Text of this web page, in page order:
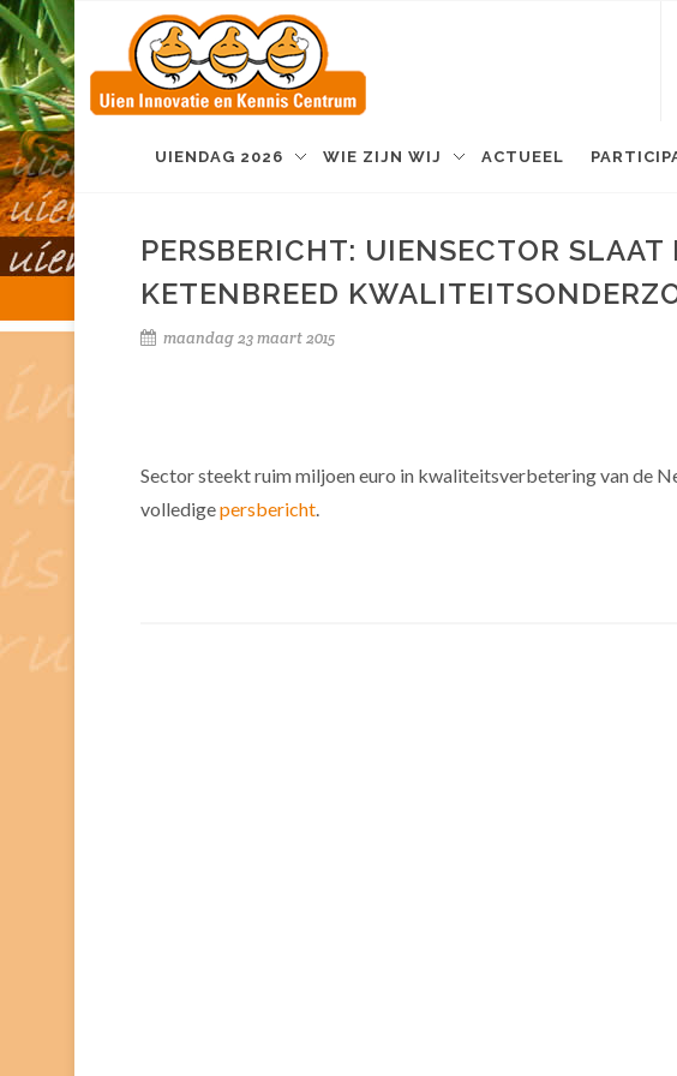
UIENDAG 2026 WIE ZIJN WIJ ACTUEEL
PERSBERICHT: UIENSECTOR
KETENBREED
maandag 23 maart 2015
Sector steekt ruim miljoen euro in kwaliteitsverbetering van de
volledigepersbericht.